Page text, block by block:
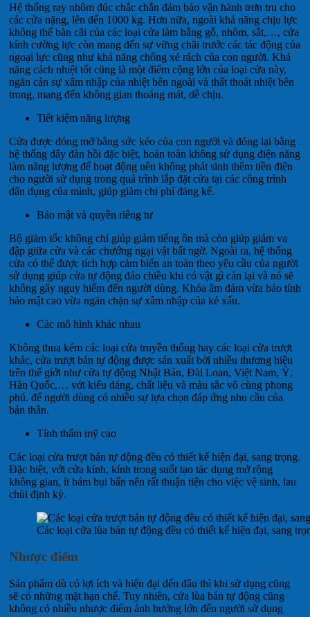
Hệ thống ray nhôm đúc chắc chắn đảm bảo vận hành trơn tru cho
các cửa nặng, lên đến 1000 kg. Hơn nữa, ngoài khả năng chịu lực
không thể bàn cãi của các loại cửa làm bằng gỗ, nhôm, sắt,…, cửa
kính cường lực còn mang đến sự vững chãi trước các tác động của
ngoại lực cũng như khả năng chống xé rách của con người. Khả
năng cách nhiệt tốt cũng là một điểm cộng lớn của loại cửa này,
ngăn cản sự xâm nhập của nhiệt bên ngoài và thất thoát nhiệt bên
trong, mang đến không gian thoáng mát, dễ chịu.
Tiết kiệm năng lượng
Cửa được đóng mở bằng sức kéo của con người và đóng lại bằng
hệ thống dây đàn hồi đặc biệt, hoàn toàn không sử dụng điện năng
làm năng lượng để hoạt động nên không phát sinh thêm tiền điện
cho người sử dụng trong quá trình lắp đặt cửa tại các công trình
dân dụng của mình, giúp giảm chi phí đáng kể.
Bảo mật và quyền riêng tư
Bộ giảm tốc không chỉ giúp giảm tiếng ồn mà còn giúp giảm va
đập giữa cửa và các chướng ngại vật bất ngờ. Ngoài ra, hệ thống
cửa có thể được tích hợp cảm biến an toàn theo yêu cầu của người
sử dụng giúp cửa tự động đảo chiều khi có vật gì cản lại và nó sẽ
không gây nguy hiểm đến người dùng. Khóa âm đảm vừa bảo tính
bảo mật cao vừa ngăn chặn sự xâm nhập của kẻ xấu.
Các mô hình khác nhau
Không thua kém các loại cửa truyền thống hay các loại cửa trượt
khác, cửa trượt bán tự động được sản xuất bởi nhiều thương hiệu
trên thế giới như cửa tự động Nhật Bản, Đài Loan, Việt Nam, Ý,
Hàn Quốc,… với kiểu dáng, chất liệu và màu sắc vô cùng phong
phú. để người dùng có nhiều sự lựa chọn đáp ứng nhu cầu của
bản thân.
Tính thẩm mỹ cao
Các loại cửa trượt bán tự động đều có thiết kế hiện đại, sang trọng.
Đặc biệt, với cửa kính, kính trong suốt tạo tác dụng mở rộng
không gian, ít bám bụi bẩn nên rất thuận tiện cho việc vệ sinh, lau
chùi định kỳ.
Các loại cửa lùa bán tự động đều có thiết kế hiện đại, sang
Nhược điểm
Sản phẩm dù có lợi ích và hiện đại đến đâu thì khi sử dụng cũng
sẽ có những mặt hạn chế. Tuy nhiên, cửa lùa bán tự động cũng
không có nhiều nhược điểm ảnh hưởng lớn đến người sử dụng